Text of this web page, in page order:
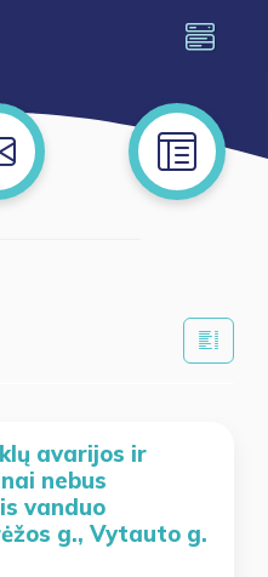
avarijos ir
nebus
vanduo
g., Vytauto g.